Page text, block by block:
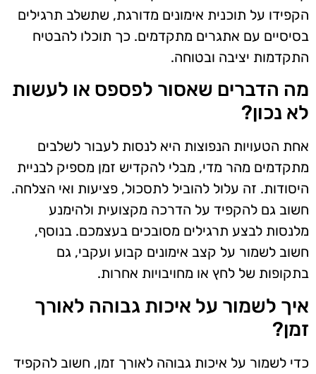
הקפידו על תוכנית אימונים מדורגת, שתשלב תרגילים
בסיסיים עם אתגרים מתקדמים. כך תוכלו להבטיח
התקדמות יציבה ובטוחה.
מה הדברים שאסור לפספס או לעשות
לא נכון?
אחת הטעויות הנפוצות היא לנסות לעבור לשלבים
מתקדמים מהר מדי, מבלי להקדיש זמן מספיק לבניית
היסודות. זה עלול להוביל לתסכול, פציעות ואי הצלחה.
חשוב גם להקפיד על הדרכה מקצועית ולהימנע
מלנסות לבצע תרגילים מסובכים בעצמכם. בנוסף,
חשוב לשמור על קצב אימונים קבוע ועקבי, גם
בתקופות של לחץ או מחויבויות אחרות.
איך לשמור על איכות גבוהה לאורך
זמן?
כדי לשמור על איכות גבוהה לאורך זמן, חשוב להקפיד